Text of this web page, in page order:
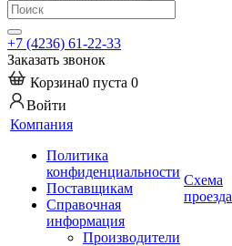
+7 (4236) 61-22-33
Заказать звонок
Корзина0 пуста 0
Войти
Компания
Политика
конфиденциальности
Поставщикам
Справочная
информация
Производители
Схема
проезда